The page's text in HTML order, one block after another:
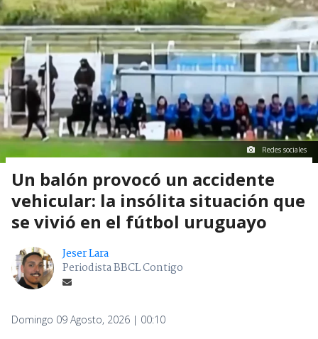
Redes sociales
Un balón provocó un accidente
vehicular: la insólita situación que
se vivió en el fútbol uruguayo
Jeser Lara
Periodista BBCL Contigo
Domingo 09 Agosto, 2026 | 00:10